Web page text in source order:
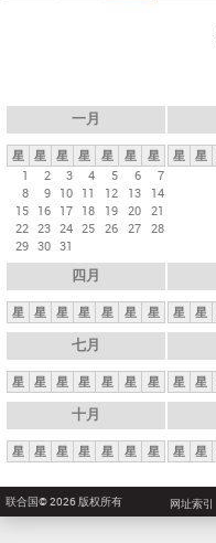
一月
星 星 星 星 星 星
星
1
2 3 4 5 6
7
8
9 10 11 12 13
14
15 16 17 18 19 20 21
22 23 24 25 26 27 28
29 30 31
星 星
四月
星 星 星 星 星 星 星 星 星
七月
星 星 星 星 星 星 星 星 星
十月
星 星 星 星 星 星 星 星 星
联合国© 2026 版权所有 网址索引